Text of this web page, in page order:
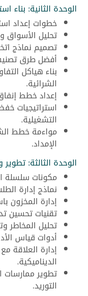
الوحدة الثانية: بناء
خطوات إعداد
تحليل الأسواق
تصميم نماذج
أفضل طرق
بناء هياكل
الشرائية.
إعداد خطط
استراتيجيات
التشغيلية.
مواءمة خطط
الإمداد.
الوحدة الثالثة:
مكونات سلسلة
نماذج إدارة
إدارة المخزون
تقنيات تحسين
تحليل المخاطر
أدوات قياس
إدارة العلاقة
الديناميكية.
تطوير ممارسات
التوريد.